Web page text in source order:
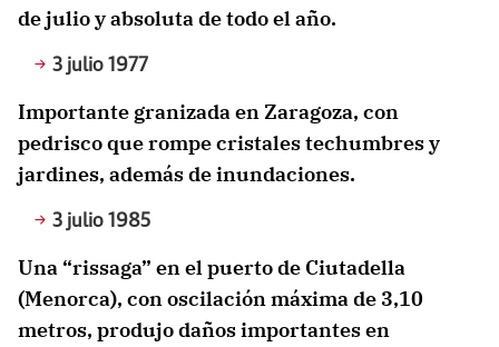
de julio y absoluta de todo el año.
3 julio 1977
Importante granizada en Zaragoza, con
pedrisco que rompe cristales techumbres y
jardines, además de inundaciones.
3 julio 1985
Una “rissaga” en el puerto de Ciutadella
(Menorca), con oscilación máxima de 3,10
metros, produjo daños importantes en